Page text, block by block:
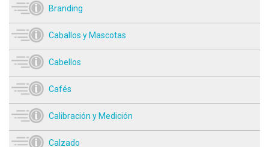
Branding
Caballos y Mascotas
Cabellos
Cafés
Calibración y Medición
Calzado